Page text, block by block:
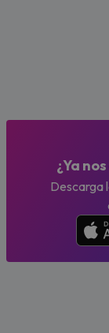
¿Ya
Descarga